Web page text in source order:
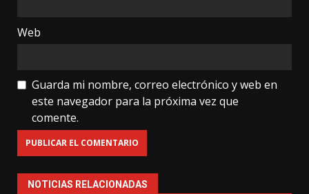
Web
Guarda mi nombre, correo electrónico y web en
este navegador para la próxima vez que
comente.
NOTICIAS RELACIONADAS